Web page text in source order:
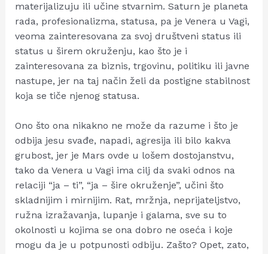
materijalizuju ili učine stvarnim. Saturn je planeta
rada, profesionalizma, statusa, pa je Venera u Vagi,
veoma zainteresovana za svoj društveni status ili
status u širem okruženju, kao što je i
zainteresovana za biznis, trgovinu, politiku ili javne
nastupe, jer na taj način želi da postigne stabilnost
koja se tiče njenog statusa.
Ono što ona nikakno ne može da razume i što je
odbija jesu svađe, napadi, agresija ili bilo kakva
grubost, jer je Mars ovde u lošem dostojanstvu,
tako da Venera u Vagi ima cilj da svaki odnos na
relaciji “ja – ti”, “ja – šire okruženje”, učini što
skladnijim i mirnijim. Rat, mržnja, neprijateljstvo,
ružna izražavanja, lupanje i galama, sve su to
okolnosti u kojima se ona dobro ne oseća i koje
mogu da je u potpunosti odbiju. Zašto? Opet, zato,